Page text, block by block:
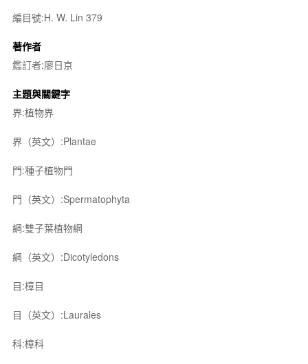
編目號:H. W. Lin 379
著作者
鑑訂者:廖日京
主題與關鍵字
界:植物界
界（英文）:Plantae
門:種子植物門
門（英文）:Spermatophyta
綱:雙子葉植物綱
綱（英文）:Dicotyledons
目:樟目
目（英文）:Laurales
科:樟科